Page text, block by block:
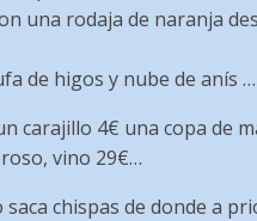
una rodaja de naranja
de higos y nube de anís …
carajillo 4€ una copa de
vino 29€…
chispas de donde a